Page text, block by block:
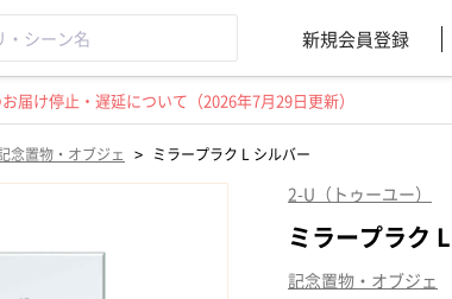
新規会員登録
け停止・遅延について（2026年7月29日更新）
念置物・オブジェ > ミラープラク L シルバー
2-U（トゥーユー）
ミラープラク
記念置物・オブジェ